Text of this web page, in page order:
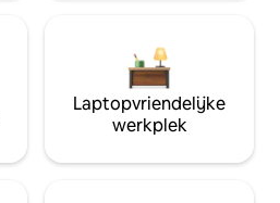
Laptopvriendelijke
werkplek